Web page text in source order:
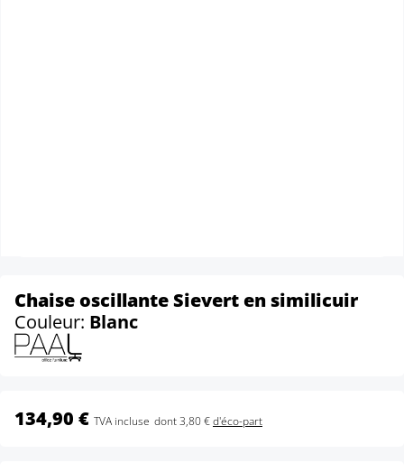
Chaise oscillante Sievert en similicuir
Couleur: Blanc
134,90 € TVA incluse dont 3,80 €d'éco-part